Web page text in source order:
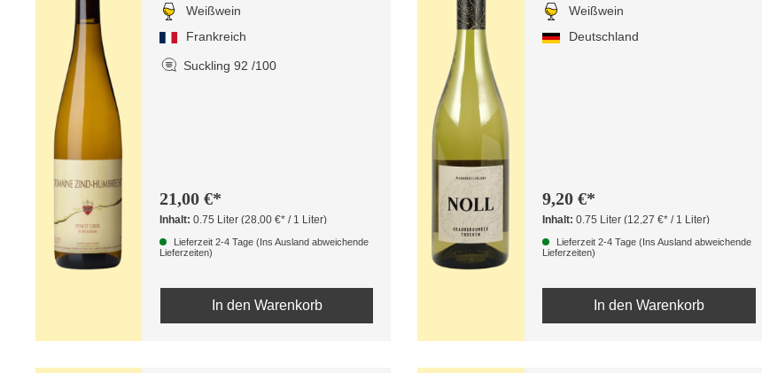
Weißwein
Frankreich
Suckling 92 /100
21,00 €*
Inhalt:0.75 Liter(28,00 €* / 1 Liter)
Lieferzeit 2-4 Tage (Ins Ausland abweichende
Lieferzeiten)
In den Warenkorb
Weißwein
Deutschland
9,20 €*
Inhalt: 0.75 Liter (12,27 €* / 1 Liter)
Lieferzeit 2-4 Tage (Ins Ausland abweichende
Lieferzeiten)
In den Warenkorb